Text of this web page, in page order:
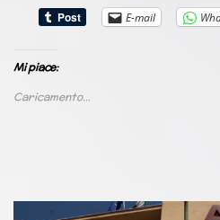
E-mail
Mi piace:
Caricamento...